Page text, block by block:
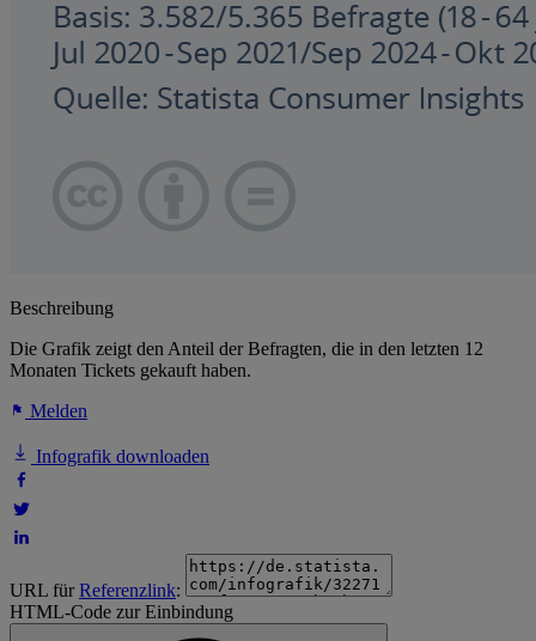
Beschreibung
Die Grafik zeigt den Anteil der Befragten, die in den letzten 12
Monaten Tickets gekauft haben.
Melden
Infografik downloaden
URL fürReferenzlink:
HTML-Code zur Einbindung